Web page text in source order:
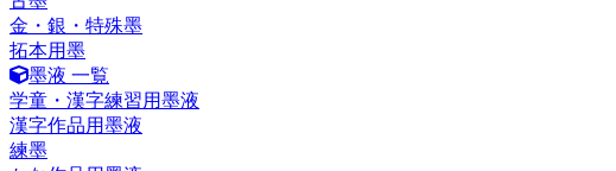
金・銀・特殊墨
拓本用墨
墨液 一覧
学童・漢字練習用墨液
漢字作品用墨液
練墨